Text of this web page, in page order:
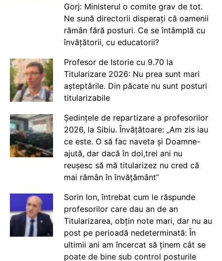
Gorj: Ministerul o comite grav de tot.
Ne sună directorii disperați că oamenii
rămân fără posturi. Ce se întâmplă cu
învățătorii, cu educatorii?
Profesor de Istorie cu 9.70 la
Titularizare 2026: Nu prea sunt mari
așteptările. Din păcate nu sunt posturi
titularizabile
Ședințele de repartizare a profesorilor
2026, la Sibiu. Învățătoare: „Am zis iau
ce este. O să fac naveta și Doamne-
ajută, dar dacă în doi,trei ani nu
reușesc să mă titularizez nu cred că
mai rămân în învățământ”
Sorin Ion, întrebat cum le răspunde
profesorilor care dau an de an
Titularizarea, obțin note mari, dar nu au
post pe perioadă nedeterminată: În
ultimii ani am încercat să ținem cât se
poate de bine sub control posturile